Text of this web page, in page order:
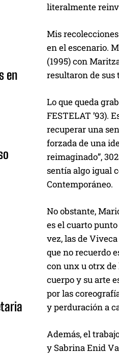
en
literalmente
Mis
en el escenario.
(1995) con
resultaron de sus
Lo que queda
FESTELAT ’93).
recuperar una
forzada de una
reimaginado”,
sentía algo igual
Contemporáneo.
No obstante,
es el cuarto
vez, las de
que no recuerdo
con unx u otrx de
cuerpo y su arte
por las
y perduración a
Además, el
y Sabrina Enid